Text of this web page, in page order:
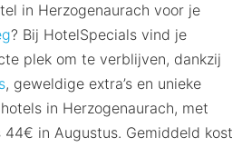
in Herzogenaurach voor je
? Bij HotelSpecials vind je
plek om te verblijven, dankzij
, geweldige extra’s en unieke
in Herzogenaurach, met
in Augustus. Gemiddeld kost